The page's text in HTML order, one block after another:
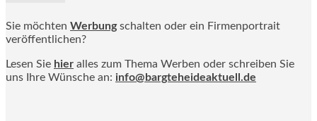
Sie möchten Werbung schalten oder ein Firmenportrait
veröffentlichen?
Lesen Sie hier alles zum Thema Werben oder schreiben Sie
uns Ihre Wünsche an: info@bargteheideaktuell.de